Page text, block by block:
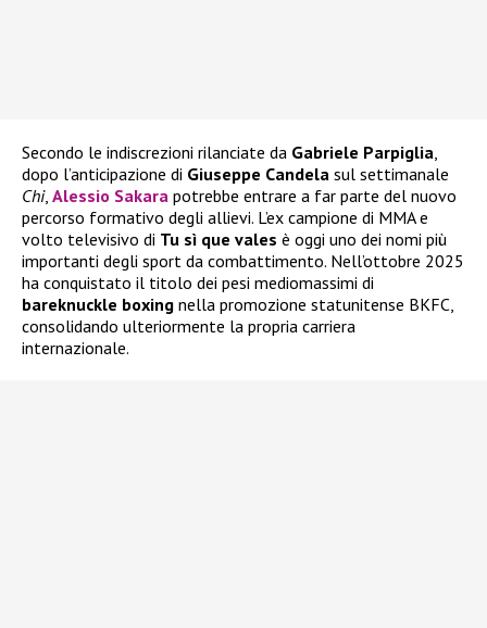
Secondo le indiscrezioni rilanciate da Gabriele Parpiglia
dopo l’anticipazione di Giuseppe Candela sul settimanale
Chi, Alessio Sakara potrebbe entrare a far parte del nuovo
percorso formativo degli allievi. L’ex campione di MMA e
volto televisivo di Tu sì que vales è oggi uno dei nomi più
importanti degli sport da combattimento. Nell’ottobre 2025
ha conquistato il titolo dei pesi mediomassimi di
bareknuckle boxing nella promozione statunitense BKFC,
consolidando ulteriormente la propria carriera
internazionale.